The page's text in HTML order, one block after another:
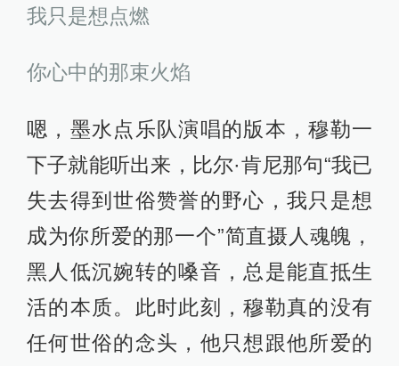
我只是想点燃
你心中的那束火焰
嗯，墨水点乐队演唱的版本，穆勒一
下子就能听出来，比尔·肯尼那句“我已
失去得到世俗赞誉的野心，我只是想
成为你所爱的那一个”简直摄人魂魄，
黑人低沉婉转的嗓音，总是能直抵生
活的本质。此时此刻，穆勒真的没有
任何世俗的念头，他只想跟他所爱的